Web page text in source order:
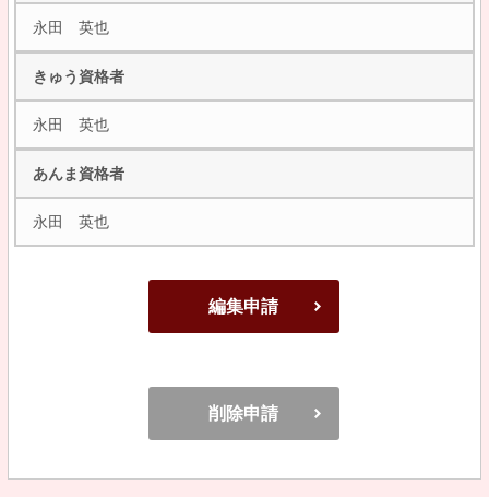
永田 英也
きゅう資格者
永田 英也
あんま資格者
永田 英也
編集申請
削除申請